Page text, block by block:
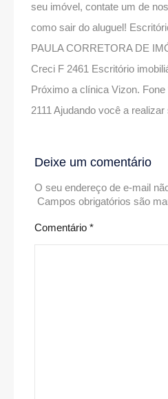
seu imóvel, contate um de
como sair do aluguel!
PAULA CORRETORA DE
Creci F 2461 Escritório
Próximo a clínica Vizon.
2111 Ajudando você a
Deixe um comentário
O seu endereço de e-mail
Campos obrigatórios são
Comentário *